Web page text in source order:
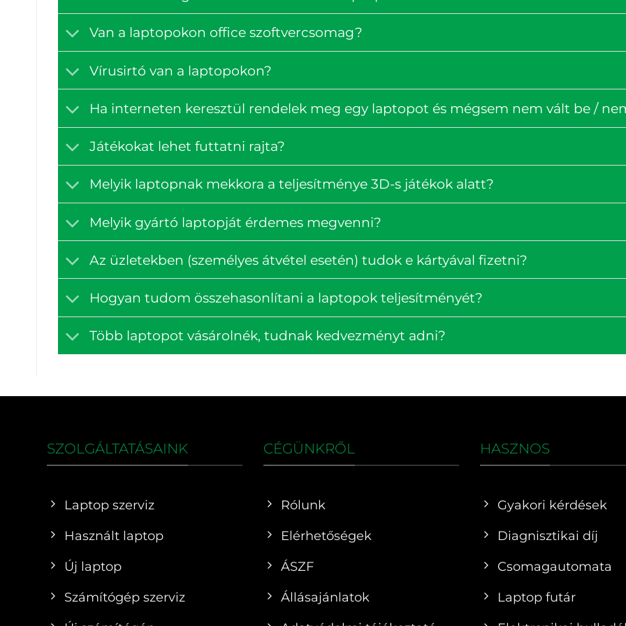
Van a laptopokon office szoftvercsomag?
Vírusirtó van a laptopokon?
Ha interneten keresztül rendelek meg egy laptopot és mégsem nem vált be /
Játékokat lehet futtatni rajta?
Melyik laptopnak mekkora a teljesítménye 3D-s játékok alatt?
Melyik gyártó laptopját érdemes megvenni?
Az üzletekben (személyes átvétel esetén) tudok e kártyával fizetni?
Hogyan tudom összehasonlítani a laptopok teljesítményét?
Több laptopot vásárolnék, tudnak kedvezményt adni?
SZOLGÁLTATÁSAINK
Laptop szerviz
Használt laptop
Új laptop
Számítógép szerviz
CÉGÜNKRŐL
Rólunk
Elérhetőségek
ÁSZF
Állásajánlatok
HASZNOS
Gyakori kérdések
Diagnisztikai díj
Csomagautomata
Laptop futár